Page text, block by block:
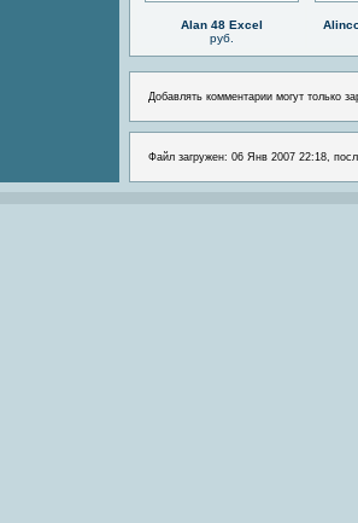
Alan 48 Excel
руб.
Добавлять комментарии могут только
Файл загружен: 06 Янв 2007 22:18,